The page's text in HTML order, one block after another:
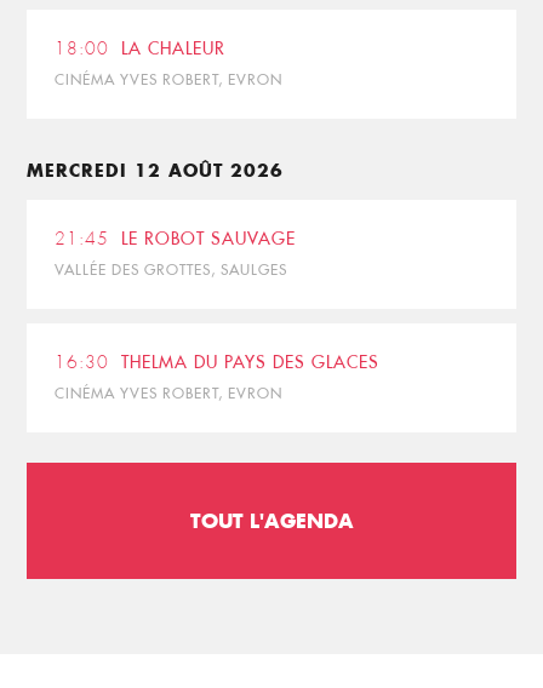
18:00 LA CHALEUR
CINÉMA YVES ROBERT, EVRON
MERCREDI 12 AOÛT 2026
21:45 LE ROBOT SAUVAGE
VALLÉE DES GROTTES, SAULGES
16:30 THELMA DU PAYS DES GLACES
CINÉMA YVES ROBERT, EVRON
TOUT L'AGENDA